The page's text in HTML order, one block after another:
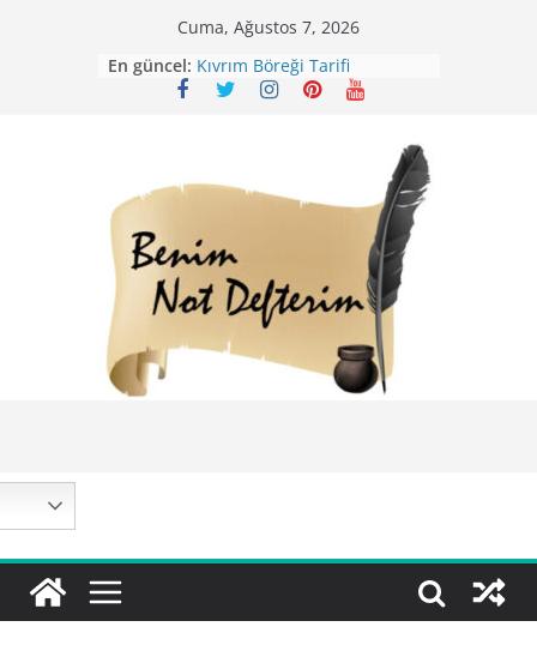
Cuma, Ağustos 7, 2026
En güncel: Kıvrım Böreği Tarifi
Karabuğday Pilavı Tarifi